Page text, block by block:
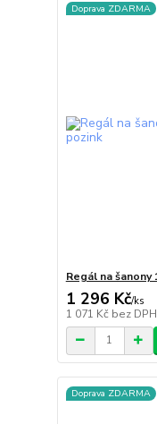
Doprava ZDARMA
Regál na
1 296 Kč/ks
1 071 Kč bez DPH
Doprava ZDARMA